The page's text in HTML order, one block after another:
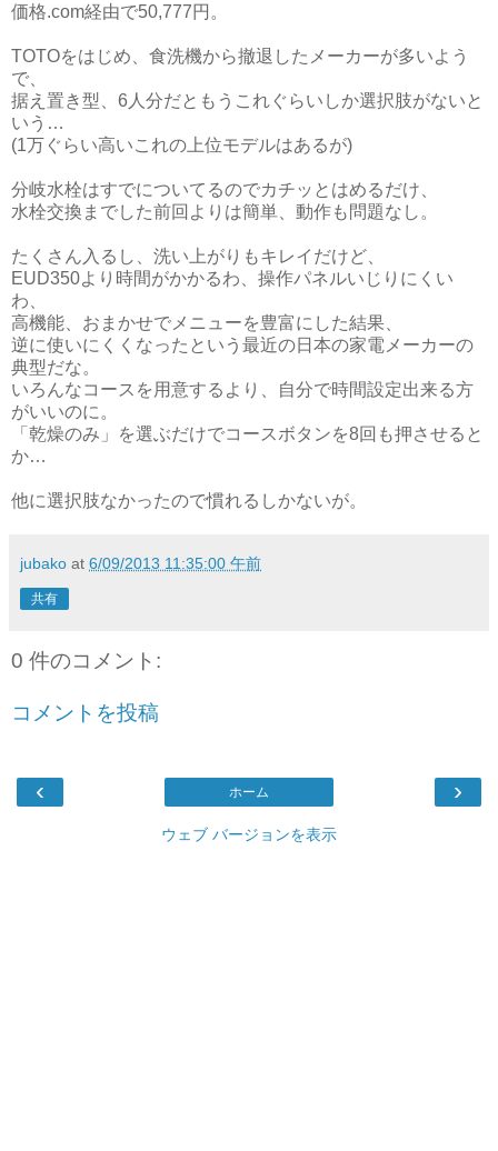
価格.com経由で50,777円。
TOTOをはじめ、食洗機から撤退したメーカーが多いよう
で、
据え置き型、6人分だともうこれぐらいしか選択肢がないと
いう…
(1万ぐらい高いこれの上位モデルはあるが)
分岐水栓はすでについてるのでカチッとはめるだけ、
水栓交換までした前回よりは簡単、動作も問題なし。
たくさん入るし、洗い上がりもキレイだけど、
EUD350より時間がかかるわ、操作パネルいじりにくい
わ、
高機能、おまかせでメニューを豊富にした結果、
逆に使いにくくなったという最近の日本の家電メーカーの
典型だな。
いろんなコースを用意するより、自分で時間設定出来る方
がいいのに。
「乾燥のみ」を選ぶだけでコースボタンを8回も押させると
か…
他に選択肢なかったので慣れるしかないが。
jubako at 6/09/2013 11:35:00 午前
共有
0 件のコメント:
コメントを投稿
‹ ›
ホーム
ウェブ バージョンを表示